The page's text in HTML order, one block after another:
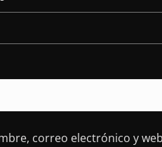
correo electrónico y